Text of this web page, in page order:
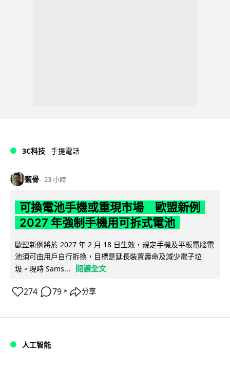
3C科技 手提電話
藍骨 23 小時
可換電池手機或重現市場 歐盟新例
2027 年強制手機用可拆式電池
歐盟新例將於 2027 年 2 月 18 日生效，規定手機及平板電腦電
池須可由用戶自行拆換，目標是延長裝置壽命及減少電子垃
圾。現時 Sams...
閱讀全文
274 79 ↗ 分享
人工智能